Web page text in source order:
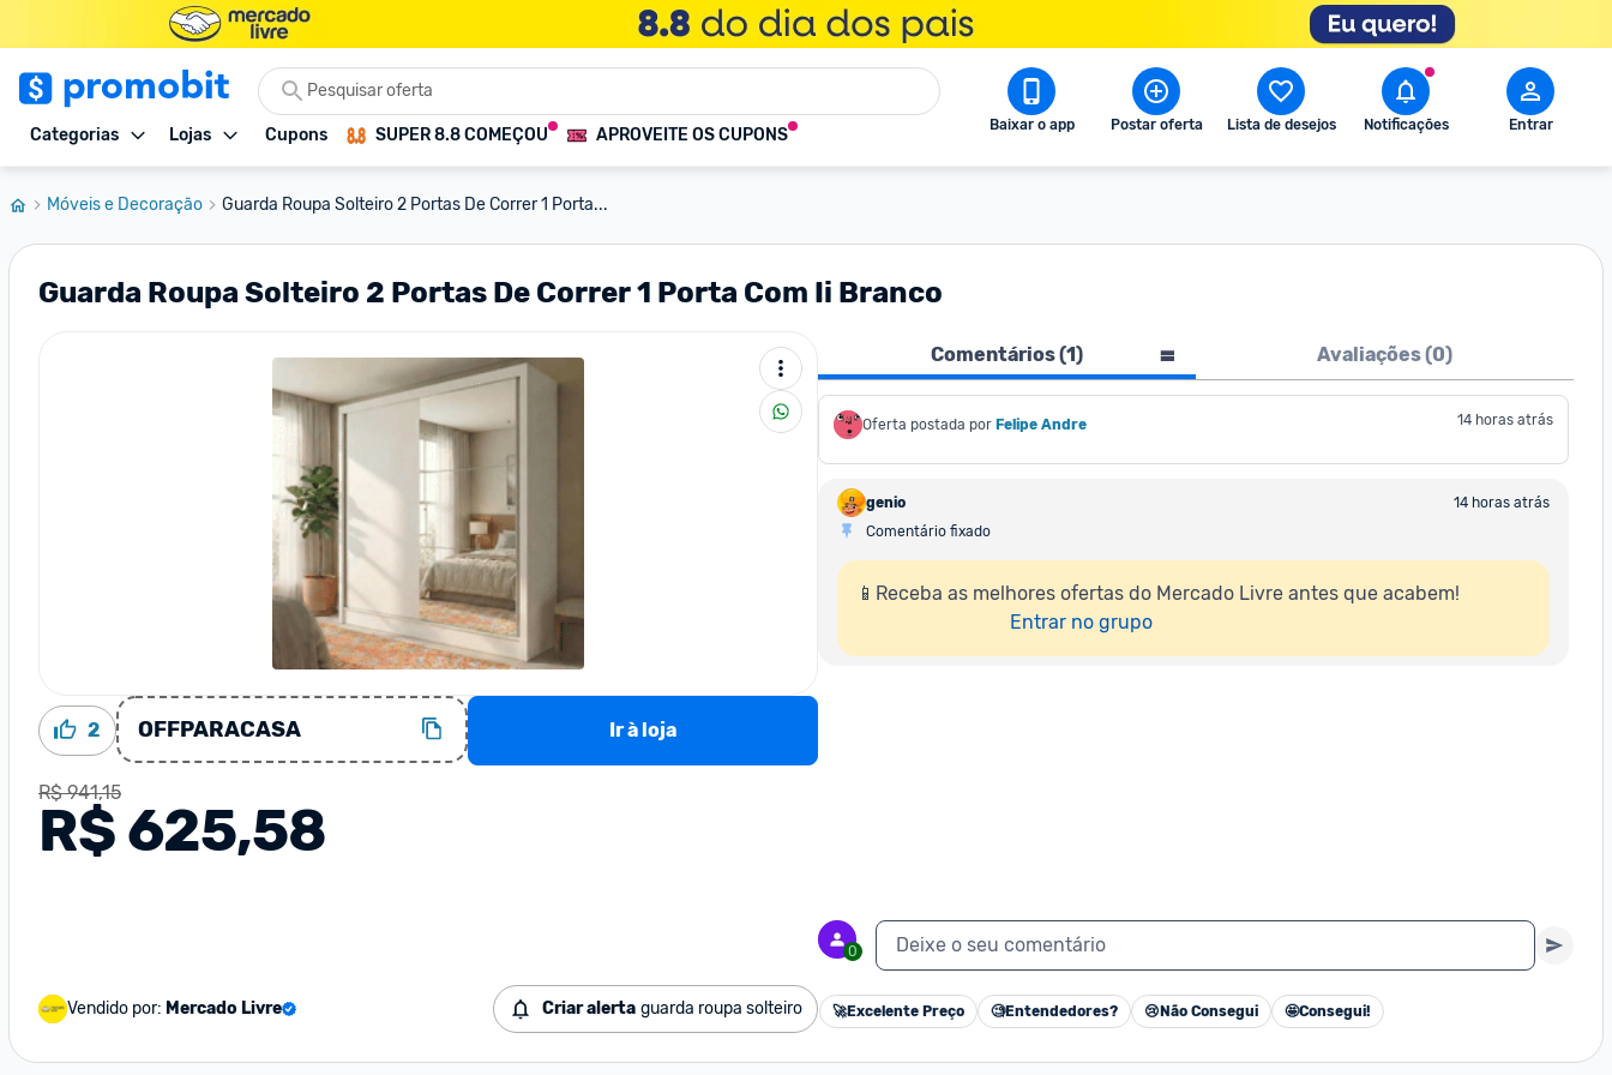
Categorias Lojas Cupons SUPER 8.8 COMEÇOU APROVEITE OS CUPONS Baixar o app Postar oferta Lista de desejos Notificações Entrar
Móveis e Decoração Guarda Roupa Solteiro 2 Portas De Correr 1 Porta...
Guarda Roupa Solteiro 2 Portas De Correr 1 Porta Com Ii Branco
2 OFFPARACASA Ir à loja
R$ 941,15
R$ 625,58
Vendido por: Mercado Livre Criar alerta guarda roupa solteiro
Comentários (1) Avaliações (0)
Oferta postada por Felipe Andre 14 horas atrás
genio
14 horas atrás
Comentário fixado
📱Receba as melhores ofertas do Mercado Livre antes que acabem!
Entrar no grupo
0 Deixe o seu comentário
🚀Excelente Preço 🧐Entendedores? 😢 Não Consegui 🤩Consegui!